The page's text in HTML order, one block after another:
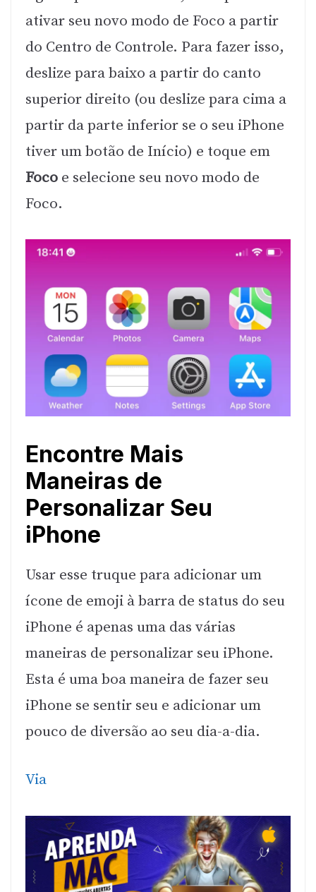
ativar seu novo modo de Foco a partir
do Centro de Controle. Para fazer isso,
deslize para baixo a partir do canto
superior direito (ou deslize para cima a
partir da parte inferior se o seu iPhone
tiver um botão de Início) e toque em
Foco e selecione seu novo modo de
Foco.
Encontre Mais
Maneiras de
Personalizar Seu
iPhone
Usar esse truque para adicionar um
ícone de emoji à barra de status do seu
iPhone é apenas uma das várias
maneiras de personalizar seu iPhone.
Esta é uma boa maneira de fazer seu
iPhone se sentir seu e adicionar um
pouco de diversão ao seu dia-a-dia.
Via